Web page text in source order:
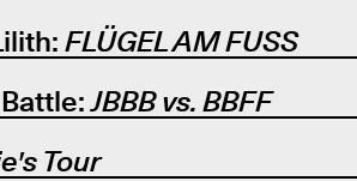
FLÜGEL AM FUSS
Battle:JBBB vs. BBFF
Tour